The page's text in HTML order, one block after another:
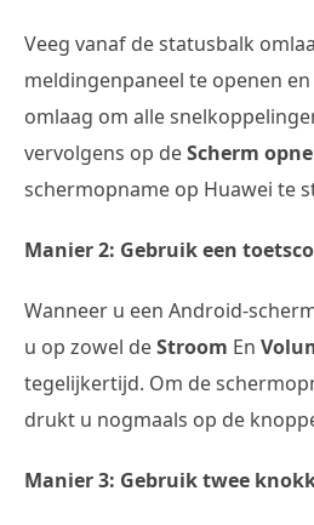
Veeg vanaf de statusbalk
meldingenpaneel te openen
omlaag om alle
vervolgens op deScherm
schermopname op Huawei te
Manier 2: Gebruik een
Wanneer u een Android-
u op zowel deStroom En
tegelijkertijd. Om de
drukt u nogmaals op de
Manier 3: Gebruik twee